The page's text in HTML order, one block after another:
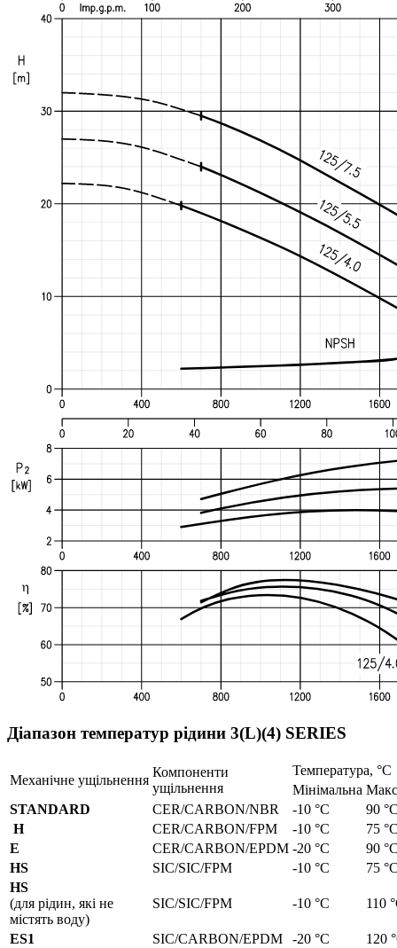
Діапазон температур рідини 3(L)(4) SERIES
Механічне ущільнення
Компоненти
ущільнення
Температура, °С
Мінімальна
STANDARD
CER/CARBON/NBR -10 °C
90
H
CER/CARBON/FPM -10 °C
75
E
CER/CARBON/EPDM -20 °C
90
HS
SIC/SIC/FPM -10 °C
75
HS
(для рідин, які не
містять воду)
SIC/SIC/FPM -10 °C 110
ES1 SIC/CARBON/EPDM -20 °C
120